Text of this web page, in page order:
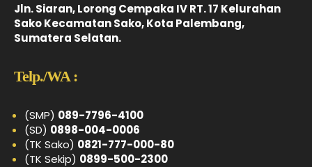
Jln. Siaran, Lorong Cempaka IV RT. 17 Kelurahan
Sako Kecamatan Sako, Kota Palembang,
Sumatera Selatan.
Telp./WA :
(SMP) 089-7796-4100
(SD) 0898-004-0006
(TK Sako) 0821-777-000-80
(TK Sekip) 0899-500-2300